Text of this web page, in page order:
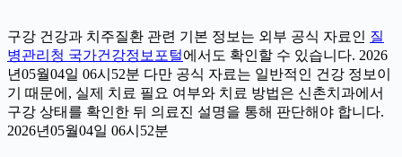
구강 건강과 치주질환 관련 기본 정보는 외부 공식 자료인 질
병관리청 국가건강정보포털에서도 확인할 수 있습니다. 2026
년05월04일 06시52분 다만 공식 자료는 일반적인 건강 정보이
기 때문에, 실제 치료 필요 여부와 치료 방법은 신촌치과에서
구강 상태를 확인한 뒤 의료진 설명을 통해 판단해야 합니다.
2026년05월04일 06시52분